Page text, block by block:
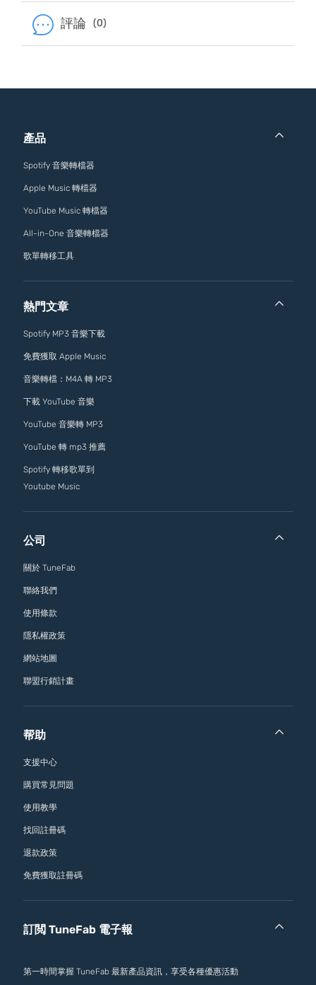
評論 (0)
產品
Spotify 音樂轉檔器
Apple Music 轉檔器
YouTube Music 轉檔器
All-in-One 音樂轉檔器
歌單轉移工具
熱門文章
Spotify MP3 音樂下載
免費獲取 Apple Music
音樂轉檔：M4A 轉 MP3
下載 YouTube 音樂
YouTube 音樂轉 MP3
YouTube 轉 mp3 推薦
Spotify 轉移歌單到
Youtube Music
公司
關於 TuneFab
聯絡我們
使用條款
隱私權政策
網站地圖
聯盟行銷計畫
帮助
支援中心
購買常見問題
使用教學
找回註冊碼
退款政策
免費獲取註冊碼
訂閲 TuneFab 電子報
第一時間掌握 TuneFab 最新產品資訊，享受各種優惠活動